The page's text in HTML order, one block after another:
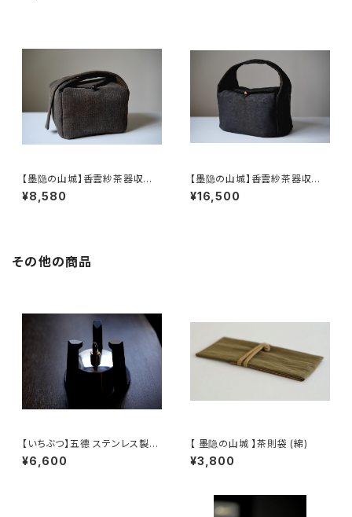
【墨隐の山城】香雲紗茶器収納
バッグ 「内袋分離式のアウトドア
ティーバッグ」
¥8,580
【墨隐の山城】香雲紗茶器収納
バッグ 「内袋分離式のアウトドア
ティーバッグ」
¥16,500
その他の商品
【いちぶつ】五德 ステンレス製ア
ルコールランプ /【 ichibutu 】T
rivet stainless steel alcoh
¥6,600
【 墨隐の山城 】茶則袋 (綿)
¥3,800